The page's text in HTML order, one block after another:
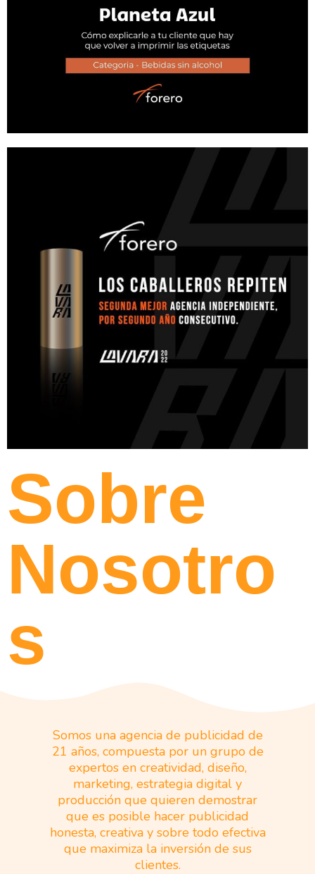
Sobre
Nosotro
s
Somos una agencia de publicidad de
21 años, compuesta por un grupo de
expertos en creatividad, diseño,
marketing, estrategia digital y
producción que quieren demostrar
que es posible hacer publicidad
honesta, creativa y sobre todo efectiva
que maximiza la inversión de sus
clientes.